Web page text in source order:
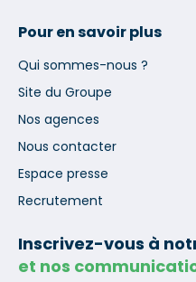
Pour en savoir plus
Qui sommes-nous ?
Site du Groupe
Nos agences
Nous contacter
Espace presse
Recrutement
Inscrivez-vous à
et nos